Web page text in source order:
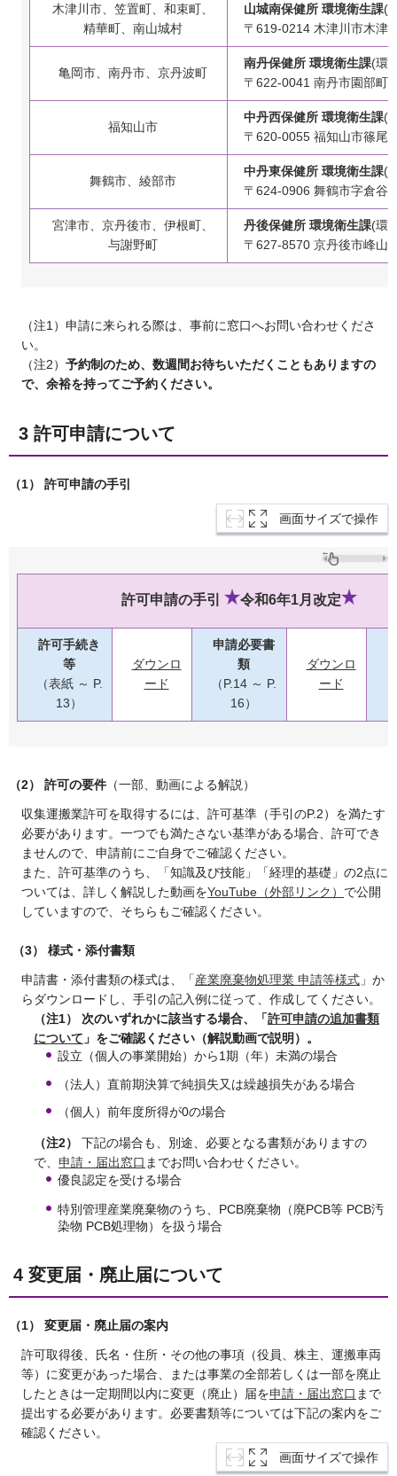
木津川市、笠置町、和束町、
精華町、南山城村
山城南保健所 環境衛生課(
〒619-0214 木津川市木津
亀岡市、南丹市、京丹波町
南丹保健所 環境衛生課(環
〒622-0041 南丹市園部町
福知山市
中丹西保健所 環境衛生課(
〒620-0055 福知山市篠尾
舞鶴市、綾部市
中丹東保健所 環境衛生課(
〒624-0906 舞鶴市字倉谷
宮津市、京丹後市、伊根町、
与謝野町
丹後保健所 環境衛生課(環
〒627-8570 京丹後市峰山
（注1）申請に来られる際は、事前に窓口へお問い合わせくださ
い。
（注2） 予約制のため、数週間お待ちいただくこともありますの
で、余裕を持ってご予約ください。
3 許可申請について
（1） 許可申請の手引
画面サイズで操作
許可申請の手引 令和6年1月改定
許可手続き
等
（表紙 ～ P.
13）
ダウンロ
ード
申請必要書
類
（P.14 ～ P.
16）
ダウンロ
ード
（2） 許可の要件 （一部、動画による解説）
収集運搬業許可を取得するには、許可基準（手引のP.2）を満たす
必要があります。一つでも満たさない基準がある場合、許可でき
ませんので、申請前にご自身でご確認ください。
また、許可基準のうち、「知識及び技能」「経理的基礎」の2点に
ついては、詳しく解説した動画をYouTube（外部リンク） で公開
していますので、そちらもご確認ください。
（3） 様式・添付書類
申請書・添付書類の様式は、「産業廃棄物処理業 申請等様式 」か
らダウンロードし、手引の記入例に従って、作成してください。
（注1） 次のいずれかに該当する場合、「許可申請の追加書類
について 」をご確認ください（解説動画で説明）。
設立（個人の事業開始）から1期（年）未満の場合
（法人）直前期決算で純損失又は繰越損失がある場合
（個人）前年度所得が0の場合
（注2） 下記の場合も、別途、必要となる書類がありますの
で、 申請・届出窓口 までお問い合わせください。
優良認定を受ける場合
特別管理産業廃棄物のうち、PCB廃棄物（廃PCB等 PCB汚
染物 PCB処理物）を扱う場合
4 変更届・廃止届について
（1） 変更届・廃止届の案内
許可取得後、氏名・住所・その他の事項（役員、株主、運搬車両
等）に変更があった場合、または事業の全部若しくは一部を廃止
したときは一定期間以内に変更（廃止）届を申請・届出窓口 まで
提出する必要があります。必要書類等については下記の案内をご
確認ください。
画面サイズで操作